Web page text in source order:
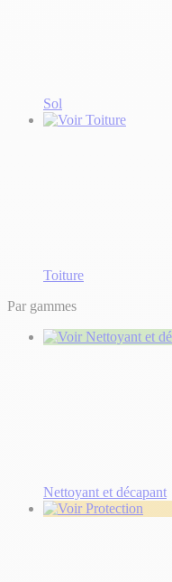
Sol
Toiture
Par gammes
Nettoyant et décapant